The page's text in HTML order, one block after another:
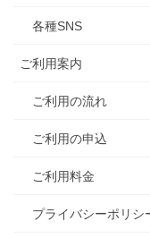
各種SNS
ご利用案内
ご利用の流れ
ご利用の申込
ご利用料金
プライバシーポリシ